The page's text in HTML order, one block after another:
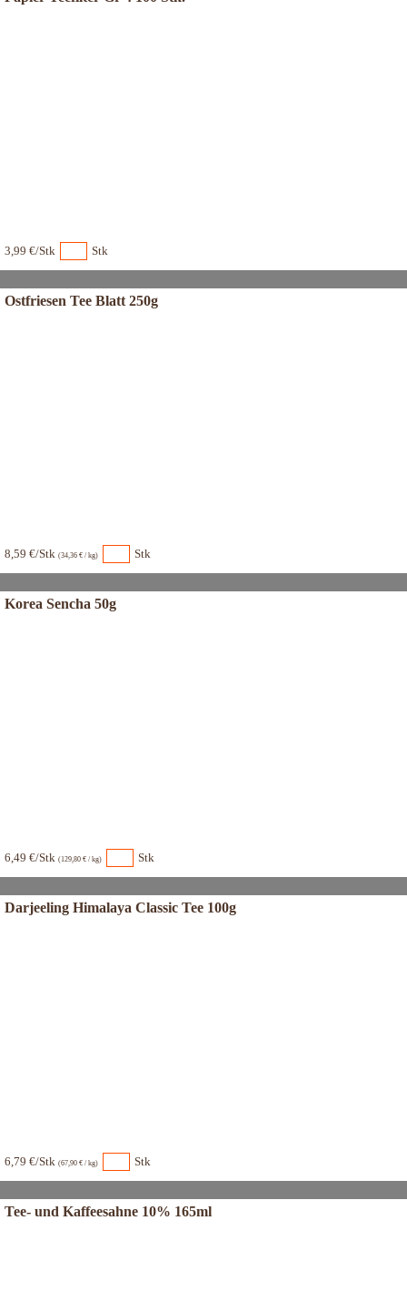
3,99 €/Stk Stk
Ostfriesen Tee Blatt 250g
8,59 €/Stk (34,36 € / kg) Stk
Korea Sencha 50g
6,49 €/Stk (129,80 € / kg) Stk
Darjeeling Himalaya Classic Tee 100g
6,79 €/Stk (67,90 € / kg) Stk
Tee- und Kaffeesahne 10% 165ml